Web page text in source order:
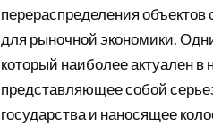
перераспределения
для рыночной экономики.
который наиболее актуален
представляющее собой
государства и наносящее